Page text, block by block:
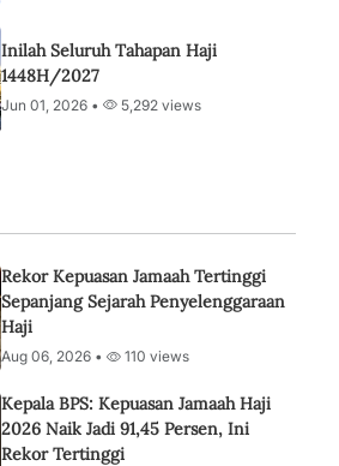
Inilah Seluruh Tahapan Haji
1448H/2027
Jun 01, 2026 • 5,292 views
Rekor Kepuasan Jamaah Tertinggi
Sepanjang Sejarah Penyelenggaraan
Haji
Aug 06, 2026 • 110 views
Kepala BPS: Kepuasan Jamaah Haji
2026 Naik Jadi 91,45 Persen, Ini
Rekor Tertinggi